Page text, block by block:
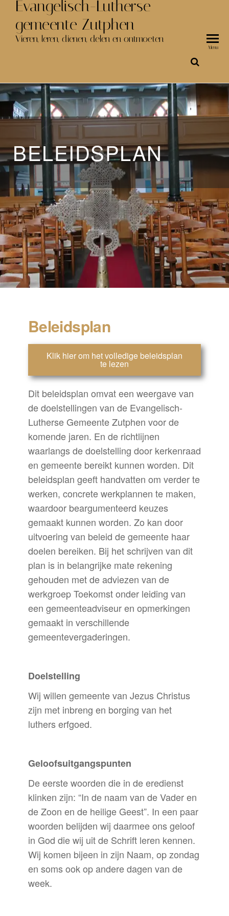
Evangelisch-Lutherse
gemeente Zutphen
Vieren, leren, dienen, delen en ontmoeten
Menu
BELEIDSPLAN
Beleidsplan
Klik hier om het volledige beleidsplan
te lezen
Dit beleidsplan omvat een weergave van
de doelstellingen van de Evangelisch-
Lutherse Gemeente Zutphen voor de
komende jaren. En de richtlijnen
waarlangs de doelstelling door kerkenraad
en gemeente bereikt kunnen worden. Dit
beleidsplan geeft handvatten om verder te
werken, concrete werkplannen te maken,
waardoor beargumenteerd keuzes
gemaakt kunnen worden. Zo kan door
uitvoering van beleid de gemeente haar
doelen bereiken. Bij het schrijven van dit
plan is in belangrijke mate rekening
gehouden met de adviezen van de
werkgroep Toekomst onder leiding van
een gemeenteadviseur en opmerkingen
gemaakt in verschillende
gemeentevergaderingen.
Doelstelling
Wij willen gemeente van Jezus Christus
zijn met inbreng en borging van het
luthers erfgoed.
Geloofsuitgangspunten
De eerste woorden die in de eredienst
klinken zijn: “In de naam van de Vader en
de Zoon en de heilige Geest”. In een paar
woorden belijden wij daarmee ons geloof
in God die wij uit de Schrift leren kennen.
Wij komen bijeen in zijn Naam, op zondag
en soms ook op andere dagen van de
week.